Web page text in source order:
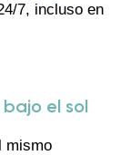
7, incluso en
el sol
mismo